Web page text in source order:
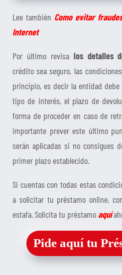
Lee también Como evitar
Internet
Por último revisa los detalles
crédito sea seguro, las
principio, es decir la entidad
tipo de interés, el plazo de
forma de proceder en caso de
importante prever este último
serán aplicadas si no consigues
primer plazo establecido.
Si cuentas con todas estas
a solicitar tu préstamo online,
estafa. Solicita tu préstamo aquí
Pide aquí tu